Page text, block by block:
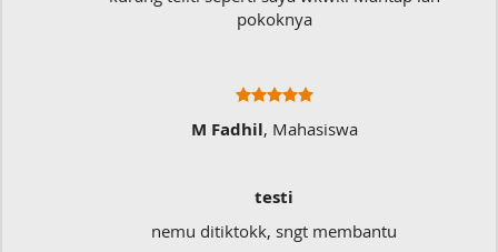
pokoknya
M Fadhil, Mahasiswa
testi
nemu ditiktokk, sngt membantu